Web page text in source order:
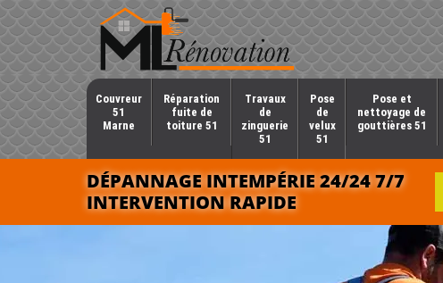
Couvreur
51
Marne
Réparation
fuite de
toiture 51
Travaux
de
zinguerie
51
Pose
de
velux
51
Pose et
nettoyage de
gouttières 51
DÉPANNAGE INTEMPÉRIE 24/24 7/7
INTERVENTION RAPIDE